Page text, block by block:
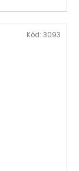
Kód: 3093